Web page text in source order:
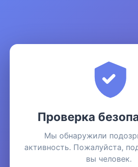
Проверка
Мы обнаружили
активность. Пожалуйста,
вы человек.